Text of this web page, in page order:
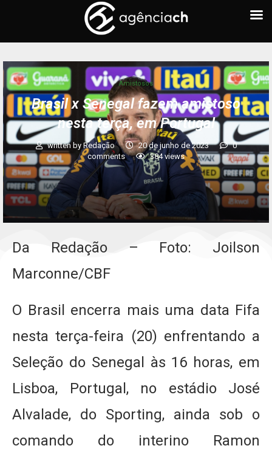
Amistosos
Brasil x Senegal fazem amistoso
nesta terça, em Portugal
written by Redação 20 de junho de 2023
0
comments
384views
Da Redação – Foto: Joilson
Marconne/CBF
O Brasil encerra mais uma data Fifa
nesta terça-feira (20) enfrentando a
Seleção do Senegal às 16 horas, em
Lisboa, Portugal, no estádio José
Alvalade, do Sporting, ainda sob o
comando do interino Ramon